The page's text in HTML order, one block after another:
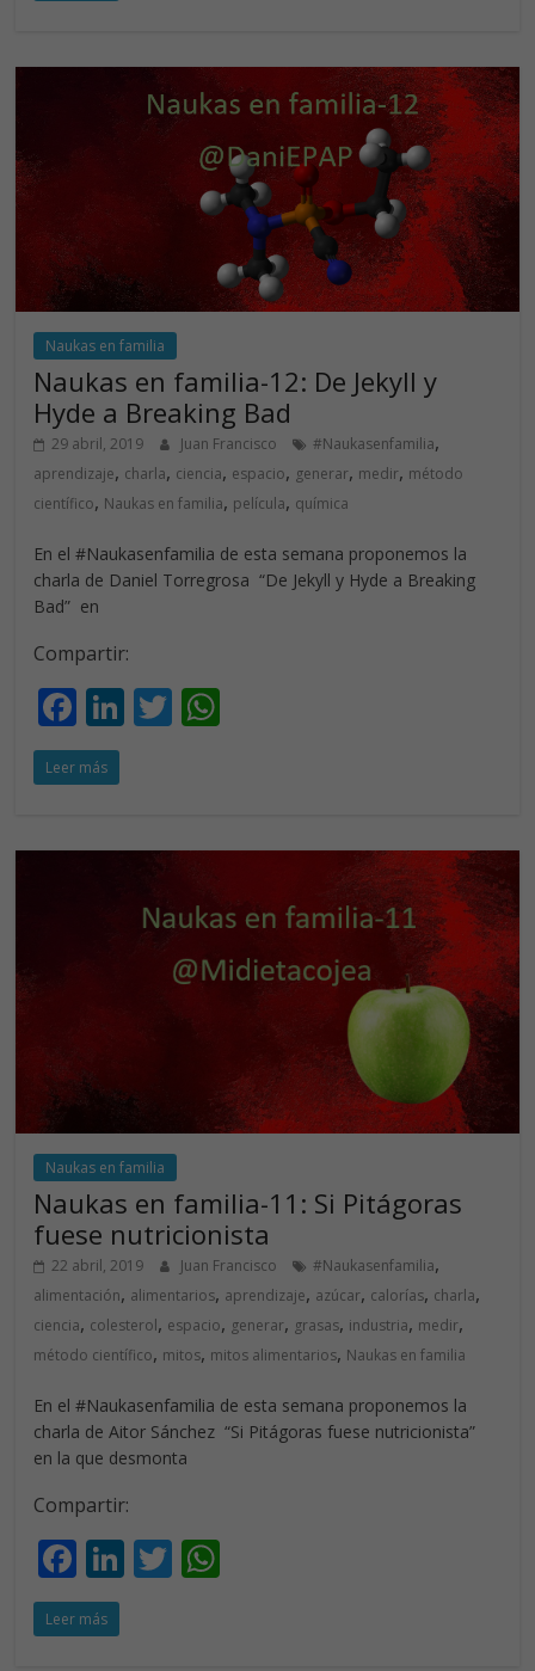
o dI
n
A
p
p
Naukas en familia
Naukas en familia-12: De Jekyll y
Hyde a Breaking Bad
29 abril, 2019 Juan Francisco #Naukasenfamilia,
aprendizaje, charla, ciencia, espacio, generar, medir, método
científico, Naukas en familia, película, química
En el #Naukasenfamilia de esta semana proponemos la
charla de Daniel Torregrosa “De Jekyll y Hyde a Breaking
Bad” en
Compartir:
F
ac
e
o
Li
dI
n
T
A
p
Leer más
Naukas en familia
Naukas en familia-11: Si Pitágoras
fuese nutricionista
22 abril, 2019 Juan Francisco #Naukasenfamilia,
alimentación, alimentarios, aprendizaje, azúcar, calorías, charla,
ciencia, colesterol, espacio, generar, grasas, industria, medir,
método científico, mitos, mitos alimentarios, Naukas en familia
En el #Naukasenfamilia de esta semana proponemos la
charla de Aitor Sánchez “Si Pitágoras fuese nutricionista”
en la que desmonta
Compartir:
F
ac
e
Li T
Leer más